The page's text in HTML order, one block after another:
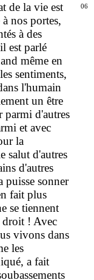
de la vie est
nos portes,
à des
est parlé
même en
sentiments,
l'humain
un être
parmi d'autres
et avec
la
salut d'autres
d'autres
puisse sonner
fait plus
se tiennent
droit ! Avec
vivons dans
les
a fait
06